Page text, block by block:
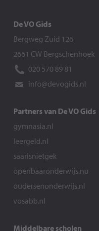
De VO Gids
Bergweg Zuid 126
2661 CW Bergschenhoek
020 570 89 81
info@devogids.nl
Partners van De VO Gids
gymnasia.nl
leergeld.nl
saarisnietgek
openbaaronderwijs.nu
oudersenonderwijs.nl
vosabb.nl
Middelbare scholen